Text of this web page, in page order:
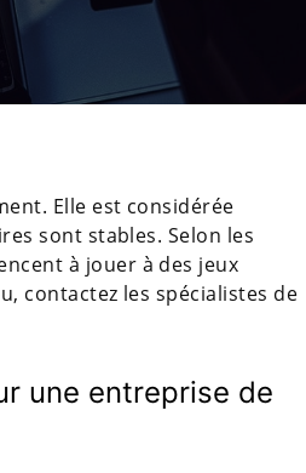
Elle est considérée
sont stables. Selon les
à jouer à des jeux
contactez les spécialistes de
une entreprise de